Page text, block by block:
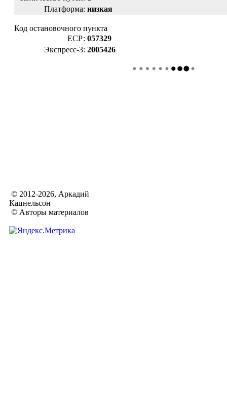
Платформа: низкая
Код остановочного пункта
ЕСР: 057329
Экспресс-3: 2005426
© 2012-2026, Аркадий
Кацнельсон
© Авторы материалов